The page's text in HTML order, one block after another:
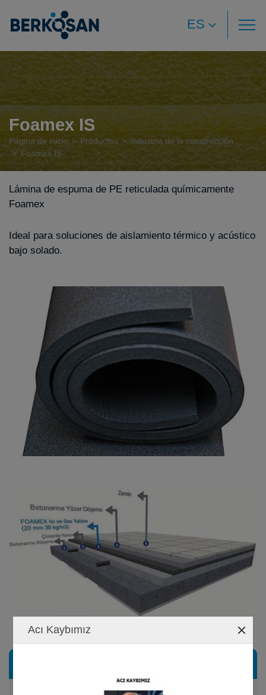
ES
Foamex IS
Página de inicio Productos
Industria de la construcción
Foamex IS
Lámina de espuma de PE reticulada químicamente
Foamex
Ideal para soluciones de aislamiento térmico y acústico
bajo solado.
Acı Kaybımız